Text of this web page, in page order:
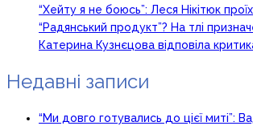
“Хейту я не боюсь”: Леся Нікітюк
“Радянський продукт”? На тлі
Катерина Кузнєцова відповіла
Недавні записи
“Ми довго готувались до цієї